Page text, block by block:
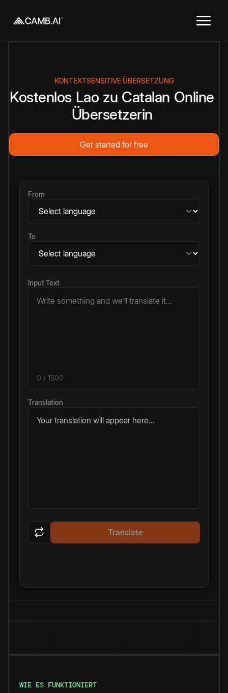
KONTEXTSENSITIVE ÜBERSETZUNG
Kostenlos Lao zu Catalan Online
Übersetzerin
Get started for free
From
To
Input Text
0 / 1500
Translation
Your translation will appear here...
Translate
WIE ES FUNKTIONIERT